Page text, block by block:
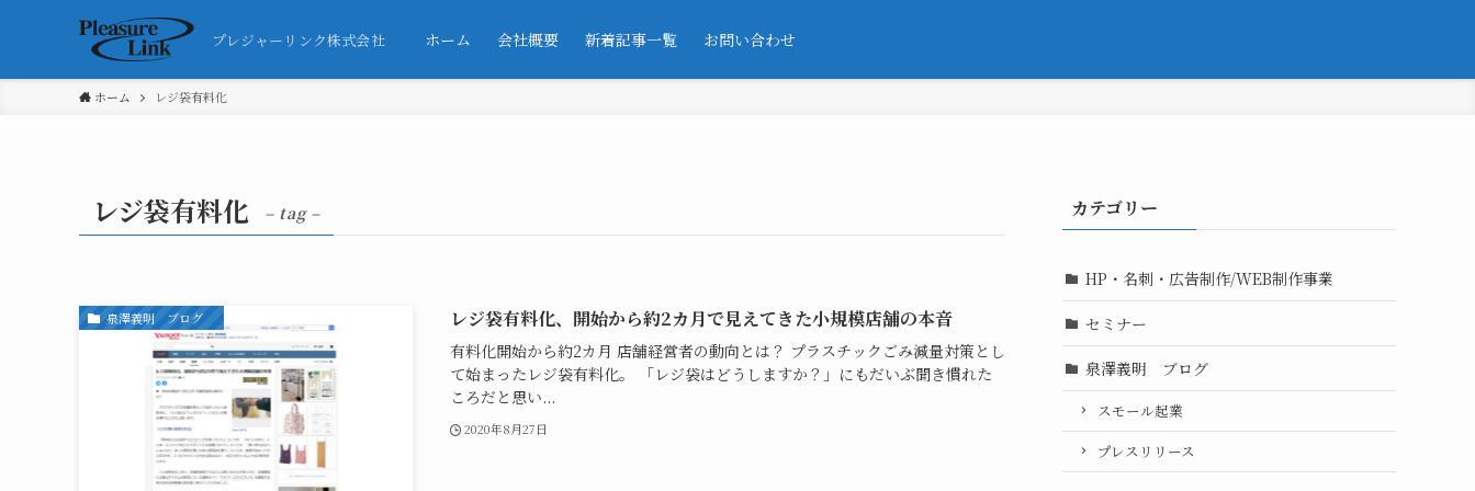
プレジャーリンク株式会社 ホーム 会社概要 新着記事一覧 お問い合わせ
ホーム レジ袋有料化
レジ袋有料化 – tag –
泉澤義明 ブログ レジ袋有料化、開始から約2カ月で見えてきた小規模店舗の本音
有料化開始から約2カ月 店舗経営者の動向とは？ プラスチックごみ減量対策とし
て始まったレジ袋有料化。 「レジ袋はどうしますか？」にもだいぶ聞き慣れた
ころだと思い...
2020年8月27日
カテゴリー
HP・名刺・広告制作/WEB制作事業
セミナー
泉澤義明 ブログ
スモール起業
プレスリリース